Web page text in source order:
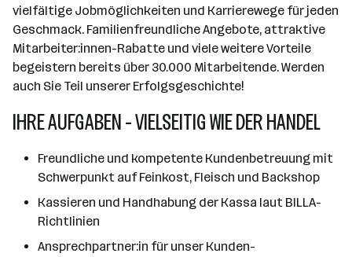
vielfältige Jobmöglichkeiten und Karrierewege für jeden
Geschmack. Familienfreundliche Angebote, attraktive
Mitarbeiter:innen-Rabatte und viele weitere Vorteile
begeistern bereits über 30.000 Mitarbeitende. Werden
auch Sie Teil unserer Erfolgsgeschichte!
IHRE AUFGABEN - VIELSEITIG WIE DER HANDEL
Freundliche und kompetente Kundenbetreuung mit
Schwerpunkt auf Feinkost, Fleisch und Backshop
Kassieren und Handhabung der Kassa laut BILLA-
Richtlinien
Ansprechpartner:in für unser Kunden-